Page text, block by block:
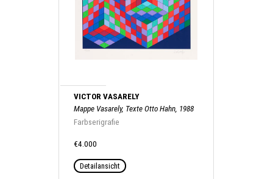
VICTOR VASARELY
Mappe Vasarely, Texte Otto Hahn, 1988
Farbserigrafie
€4.000
Detailansicht